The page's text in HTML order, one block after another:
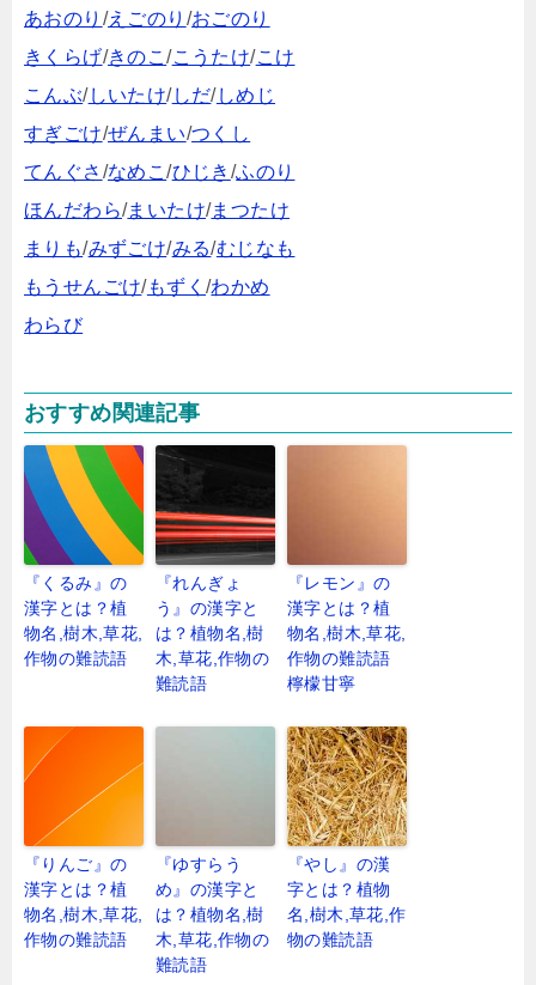
あおのり /えごのり /おごのり
きくらげ/きのこ/こうたけ/こけ
こんぶ/しいたけ/しだ/しめじ
すぎごけ/ぜんまい/つくし
てんぐさ /なめこ/ひじき /ふのり
ほんだわら/まいたけ/まつたけ
まりも/みずごけ/みる/むじなも
もうせんごけ/もずく/わかめ
わらび
おすすめ関連記事
『くるみ』の
漢字とは？植
物名,樹木,草花,
作物の難読語
『れんぎょ
う』の漢字と
は？植物名,樹
木,草花,作物の
難読語
『レモン』の
漢字とは？植
物名,樹木,草花,
作物の難読語
檸檬甘寧
『りんご』の
漢字とは？植
物名,樹木,草花,
作物の難読語
『ゆすらう
め』の漢字と
は？植物名,樹
木,草花,作物の
難読語
『やし』の漢
字とは？植物
名,樹木,草花,作
物の難読語